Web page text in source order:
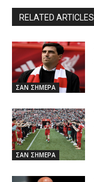
RELATED ARTICLES
ΣΑΝ ΣΗΜΕΡΑ
ΣΑΝ ΣΗΜΕΡΑ